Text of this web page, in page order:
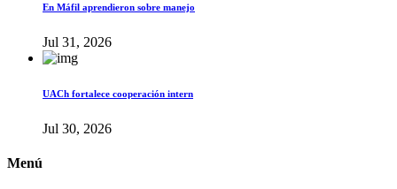
En Máfil aprendieron sobre manejo
Jul 31, 2026
UACh fortalece cooperación intern
Jul 30, 2026
Menú